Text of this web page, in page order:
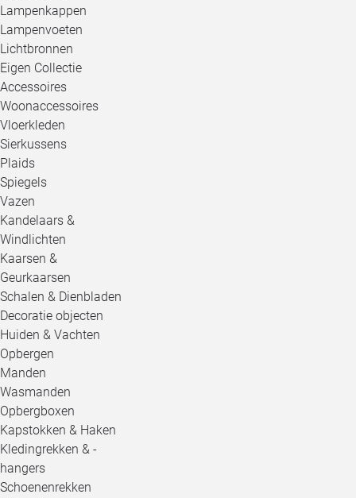
Lampenkappen
Lampenvoeten
Lichtbronnen
Eigen Collectie
Accessoires
Woonaccessoires
Vloerkleden
Sierkussens
Plaids
Spiegels
Vazen
Kandelaars &
Windlichten
Kaarsen &
Geurkaarsen
Schalen & Dienbladen
Decoratie objecten
Huiden & Vachten
Opbergen
Manden
Wasmanden
Opbergboxen
Kapstokken & Haken
Kledingrekken & -
hangers
Schoenenrekken